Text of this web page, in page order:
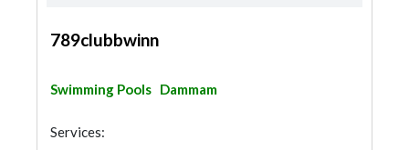
789clubbwinn
Swimming Pools Dammam
Services: